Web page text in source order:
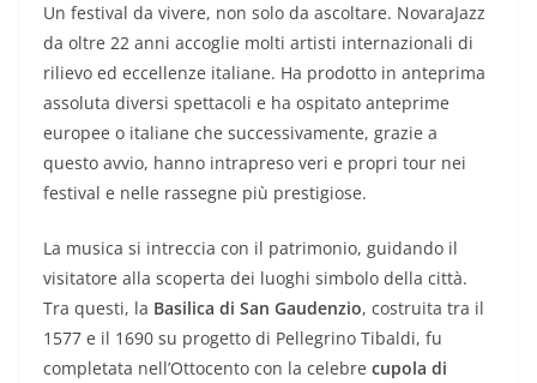
Un festival da vivere, non solo da ascoltare. NovaraJazz
da oltre 22 anni accoglie molti artisti internazionali di
rilievo ed eccellenze italiane. Ha prodotto in anteprima
assoluta diversi spettacoli e ha ospitato anteprime
europee o italiane che successivamente, grazie a
questo avvio, hanno intrapreso veri e propri tour nei
festival e nelle rassegne più prestigiose.
La musica si intreccia con il patrimonio, guidando il
visitatore alla scoperta dei luoghi simbolo della città.
Tra questi, la Basilica di San Gaudenzio, costruita tra il
1577 e il 1690 su progetto di Pellegrino Tibaldi, fu
completata nell’Ottocento con la celebre cupola di